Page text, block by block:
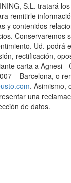
S.L. tratará
remitirle
y contenidos
Conservaremos
Ud. podrá
rectificación,
carta a Agnesi -
– Barcelona, o
. Asimismo,
una
de datos.